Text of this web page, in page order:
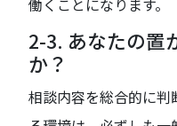
働くことになります。
2-3. あなたの置
か？
相談内容を総合的に判